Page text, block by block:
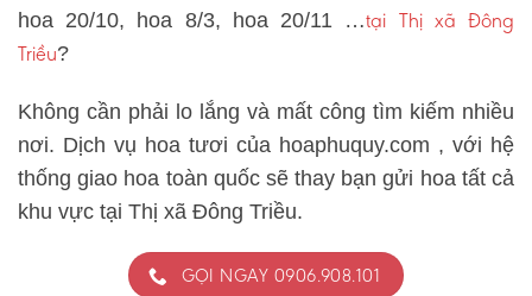
hoa 20/10, hoa 8/3, hoa 20/11 …tại Thị xã Đông
Triều?
Không cần phải lo lắng và mất công tìm kiếm nhiều
nơi. Dịch vụ hoa tươi của hoaphuquy.com , với hệ
thống giao hoa toàn quốc sẽ thay bạn gửi hoa tất cả
khu vực tại Thị xã Đông Triều.
GỌI NGAY 0906.908.101